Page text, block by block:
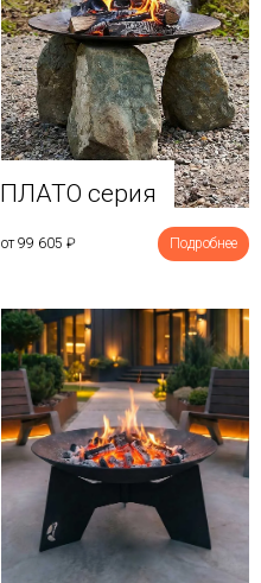
ПЛАТО серия
от 99 605 ₽ Подробнее